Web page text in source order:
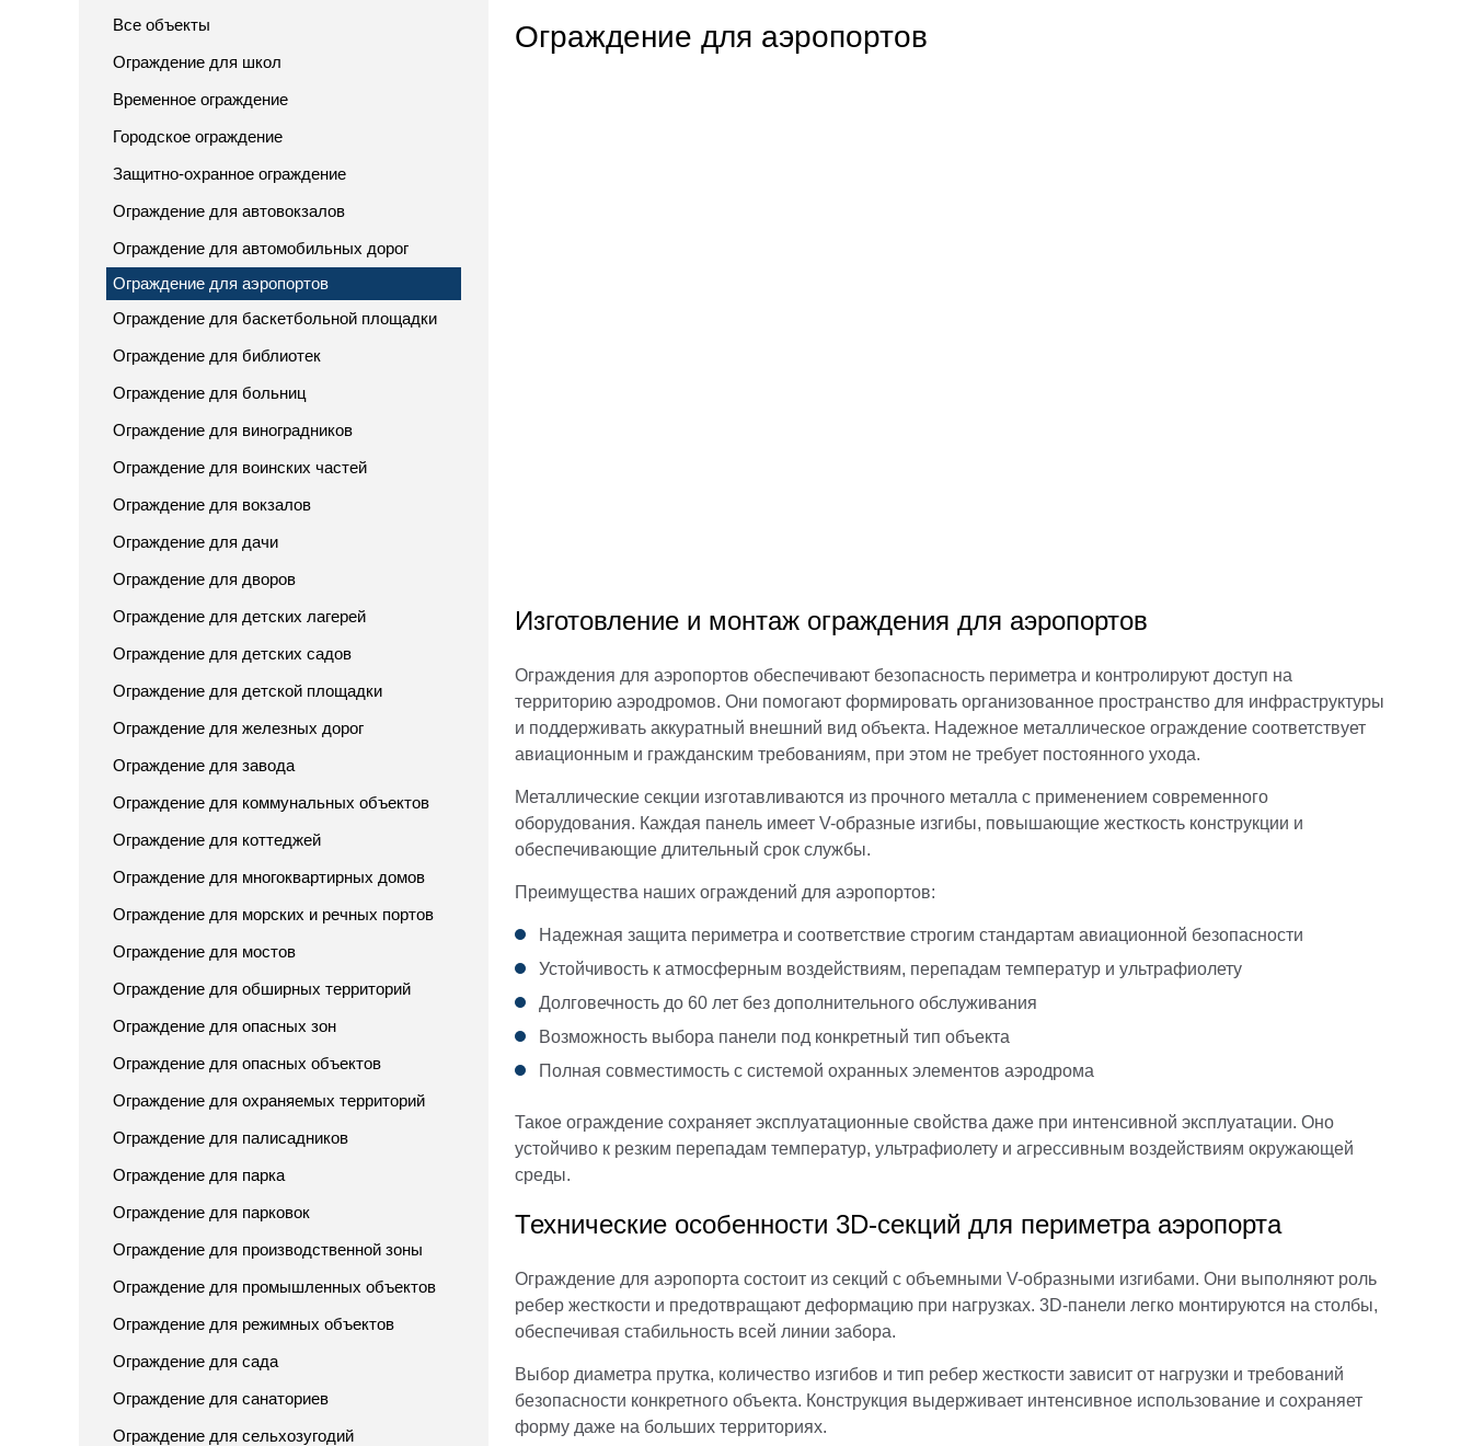
Все объекты
Ограждение для школ
Временное ограждение
Городское ограждение
Защитно-охранное ограждение
Ограждение для автовокзалов
Ограждение для автомобильных дорог
Ограждение для аэропортов
Ограждение для баскетбольной площадки
Ограждение для библиотек
Ограждение для больниц
Ограждение для виноградников
Ограждение для воинских частей
Ограждение для вокзалов
Ограждение для дачи
Ограждение для дворов
Ограждение для детских лагерей
Ограждение для детских садов
Ограждение для детской площадки
Ограждение для железных дорог
Ограждение для завода
Ограждение для коммунальных объектов
Ограждение для коттеджей
Ограждение для многоквартирных домов
Ограждение для морских и речных портов
Ограждение для мостов
Ограждение для обширных территорий
Ограждение для опасных зон
Ограждение для опасных объектов
Ограждение для охраняемых территорий
Ограждение для палисадников
Ограждение для парка
Ограждение для парковок
Ограждение для производственной зоны
Ограждение для промышленных объектов
Ограждение для режимных объектов
Ограждение для сада
Ограждение для санаториев
Ограждение для сельхозугодий
Ограждение для аэропортов
Изготовление и монтаж ограждения для аэропортов
Ограждения для аэропортов обеспечивают безопасность периметра и контролируют доступ на
территорию аэродромов. Они помогают формировать организованное пространство для инфраструктуры
и поддерживать аккуратный внешний вид объекта. Надежное металлическое ограждение соответствует
авиационным и гражданским требованиям, при этом не требует постоянного ухода.
Металлические секции изготавливаются из прочного металла с применением современного
оборудования. Каждая панель имеет V-образные изгибы, повышающие жесткость конструкции и
обеспечивающие длительный срок службы.
Преимущества наших ограждений для аэропортов:
Надежная защита периметра и соответствие строгим стандартам авиационной безопасности
Устойчивость к атмосферным воздействиям, перепадам температур и ультрафиолету
Долговечность до 60 лет без дополнительного обслуживания
Возможность выбора панели под конкретный тип объекта
Полная совместимость с системой охранных элементов аэродрома
Такое ограждение сохраняет эксплуатационные свойства даже при интенсивной эксплуатации. Оно
устойчиво к резким перепадам температур, ультрафиолету и агрессивным воздействиям окружающей
среды.
Технические особенности 3D-секций для периметра аэропорта
Ограждение для аэропорта состоит из секций с объемными V-образными изгибами. Они выполняют роль
ребер жесткости и предотвращают деформацию при нагрузках. 3D-панели легко монтируются на столбы,
обеспечивая стабильность всей линии забора.
Выбор диаметра прутка, количество изгибов и тип ребер жесткости зависит от нагрузки и требований
безопасности конкретного объекта. Конструкция выдерживает интенсивное использование и сохраняет
форму даже на больших территориях.